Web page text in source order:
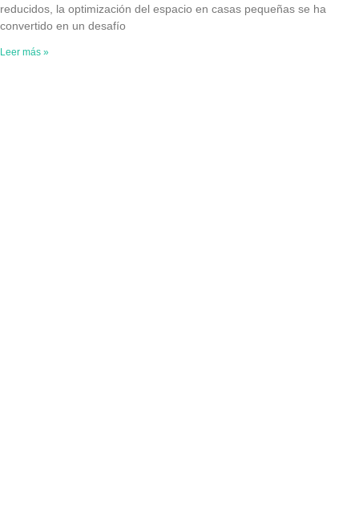
reducidos, la optimización del espacio en casas pequeñas se ha
convertido en un desafío
Leer más »